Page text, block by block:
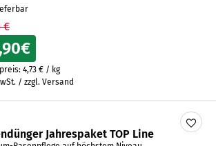
€
€
4,73 € / kg
/ zzgl. Versand
Jahrespaket TOP Line